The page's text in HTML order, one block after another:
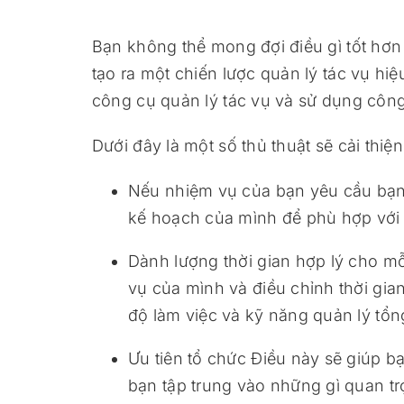
Bạn không thể mong đợi điều gì tốt
tạo ra một chiến lược quản lý tác vụ
công cụ quản lý tác vụ và sử dụng
Dưới đây là một số thủ thuật sẽ cải
Nếu nhiệm vụ của bạn yêu cầu
kế hoạch của mình để phù hợp
Dành lượng thời gian hợp lý cho
vụ của mình và điều chỉnh thời
độ làm việc và kỹ năng quản lý
Ưu tiên tổ chức Điều này sẽ giúp
bạn tập trung vào những gì quan